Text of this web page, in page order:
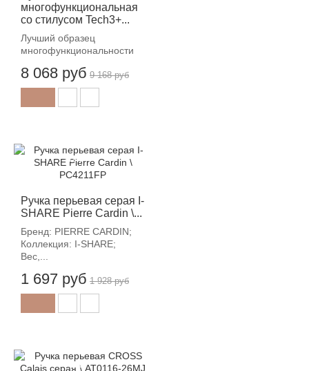
многофункциональная
со стилусом Tech3+...
Лучший образец
многофункциональности
8 068 руб 9 168 руб
Ручка перьевая серая I-
SHARE Pierre Cardin \...
Бренд: PIERRE CARDIN;
Коллекция: I-SHARE;
Вес,...
1 697 руб
-12%
1 928 руб
-12%